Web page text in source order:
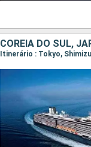
COREIA DO SUL,
Itinerário : Tokyo,